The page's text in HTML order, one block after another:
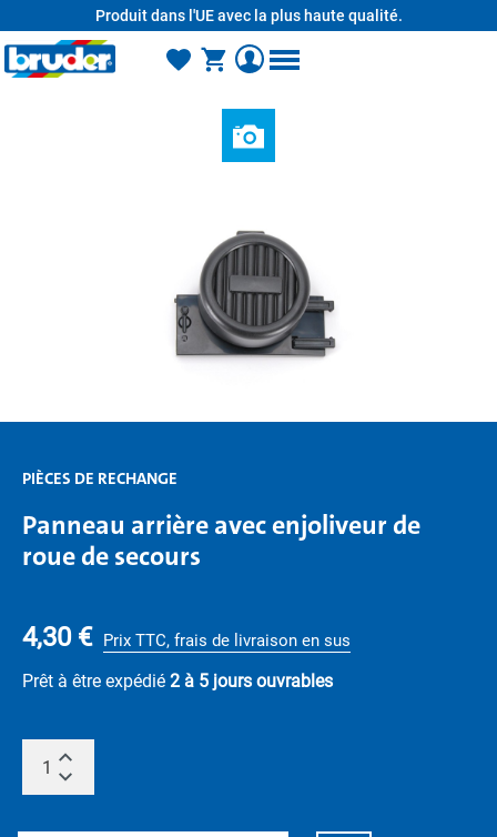
Produit dans l'UE avec la plus haute qualité.
PIÈCES DE RECHANGE
Panneau arrière avec enjoliveur de
roue de secours
4,30 € Prix TTC, frais de livraison en sus
Prêt à être expédié 2 à 5 jours ouvrables